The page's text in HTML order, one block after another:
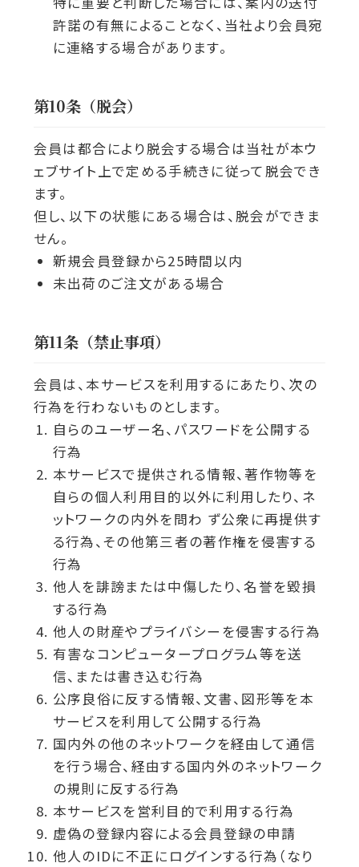
許諾の有無によることなく、当社より会員宛
に連絡する場合があります。
第10条（脱会）
会員は都合により脱会する場合は当社が本ウ
ェブサイト上で定める手続きに従って脱会でき
ます。
但し、以下の状態にある場合は、脱会ができま
せん。
新規会員登録から25時間以内
未出荷のご注文がある場合
第11条（禁止事項）
会員は、本サービスを利用するにあたり、次の
行為を行わないものとします。
自らのユーザー名、パスワードを公開する
行為
本サービスで提供される情報、著作物等を
自らの個人利用目的以外に利用したり、ネ
ットワークの内外を問わ ず公衆に再提供す
る行為、その他第三者の著作権を侵害する
行為
他人を誹謗または中傷したり、名誉を毀損
する行為
他人の財産やプライバシーを侵害する行為
有害なコンピュータープログラム等を送
信、または書き込む行為
公序良俗に反する情報、文書、図形等を本
サービスを利用して公開する行為
国内外の他のネットワークを経由して通信
を行う場合、経由する国内外のネットワーク
の規則に反する行為
本サービスを営利目的で利用する行為
虚偽の登録内容による会員登録の申請
他人のIDに不正にログインする行為（なり